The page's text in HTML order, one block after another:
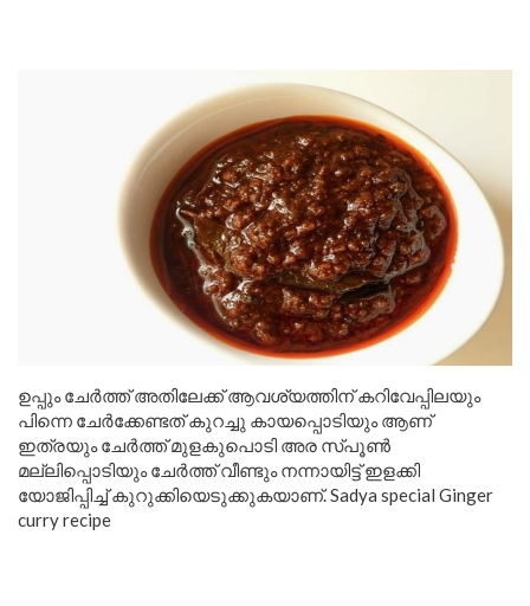
ഉപ്പും ചേർത്ത് അതിലേക്ക് ആവശ്യത്തിന് കറിവേപ്പിലയും
പിന്നെ ചേർക്കേണ്ടത് കുറച്ചു കായപ്പൊടിയും ആണ്
ഇത്രയും ചേർത്ത് മുളകുപൊടി അര സ്പൂൺ
മല്ലിപ്പൊടിയും ചേർത്ത് വീണ്ടും നന്നായിട്ട് ഇളക്കി
യോജിപ്പിച്ച് കുറുക്കിയെടുക്കുകയാണ്. Sadya special Ginger
curry recipe